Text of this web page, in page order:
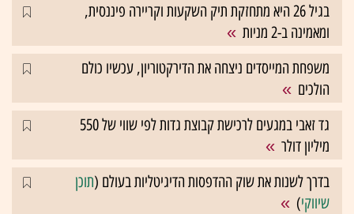
בגיל 26 היא מתחזקת תיק השקעות וקריירה פיננסית,
ומאמינה ב-2 מניות
משפחת המייסדים ניצחה את הדירקטוריון, עכשיו כולם
הולכים
גד זאבי במגעים לרכישת קבוצת גדות לפי שווי של 550
מיליון דולר
בדרך לשנות את שוק ההדפסות הדיגיטליות בעולם (תוכן
שיווקי)